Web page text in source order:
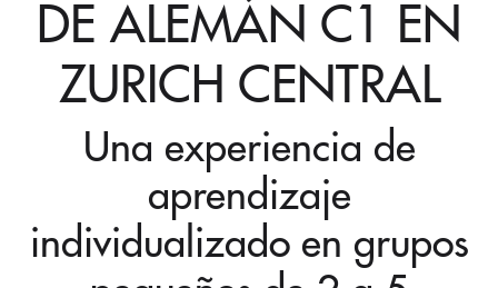
DE ALEMÁN C1 EN
ZURICH CENTRAL
Una experiencia de
aprendizaje
individualizado en grupos